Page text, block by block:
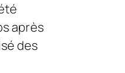
après
des